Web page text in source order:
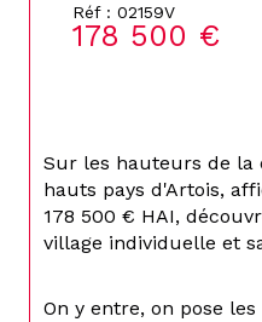
Réf : 02159V
178 500 €
Sur les hauteurs de la
hauts pays d'Artois,
178 500 € HAI,
village individuelle et
On y entre, on pose